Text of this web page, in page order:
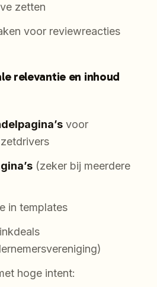
zetten
voor reviewreacties
relevantie en inhoud
voor
(zeker bij meerdere
in templates
hoge intent: